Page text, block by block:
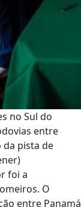
no Sul do
entre
da pista de
foi a
O
entre Panamá